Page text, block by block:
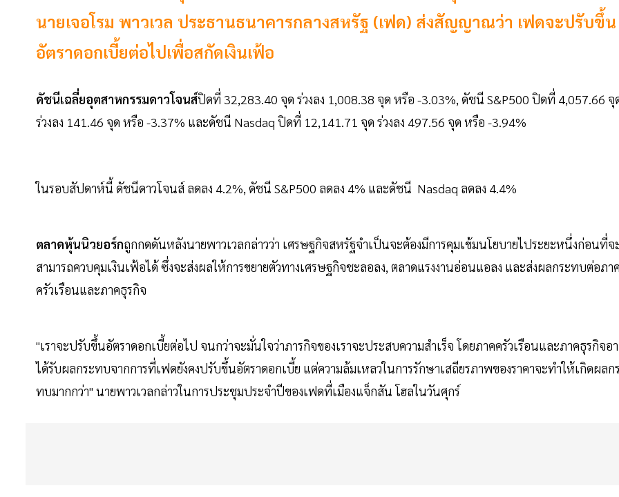
นายเจอโรม พาวเวล ประธานธนาคารกลางสหรัฐ (เฟด) ส่งสัญญาณว่า เฟดจะปรับขึ้น
อัตราดอกเบี้ยต่อไปเพื่อสกัดเงินเฟ้อ
ดัชนีเฉลี่ยอุตสาหกรรมดาวโจนส์ปิดที่ 32,283.40 จุด ร่วงลง 1,008.38 จุด หรือ -3.03%, ดัชนี S&P500 ปิดที่ 4,057.66 จุ
ร่วงลง 141.46 จุด หรือ -3.37% และดัชนี Nasdaq ปิดที่ 12,141.71 จุด ร่วงลง 497.56 จุด หรือ -3.94%
ในรอบสัปดาห์นี้ ดัชนีดาวโจนส์ ลดลง 4.2%, ดัชนี S&P500 ลดลง 4% และดัชนี Nasdaq ลดลง 4.4%
ตลาดหุ้นนิวยอร์กถูกกดดันหลังนายพาวเวลกล่าวว่า เศรษฐกิจสหรัฐจำเป็นจะต้องมีการคุมเข้มนโยบายไประยะหนึ่งก่อนที่จ
สามารถควบคุมเงินเฟ้อได้ ซึ่งจะส่งผลให้การขยายตัวทางเศรษฐกิจชะลอลง, ตลาดแรงงานอ่อนแอลง และส่งผลกระทบต่อภา
ครัวเรือนและภาคธุรกิจ
"เราจะปรับขึ้นอัตราดอกเบี้ยต่อไป จนกว่าจะมั่นใจว่าภารกิจของเราจะประสบความสำเร็จ โดยภาคครัวเรือนและภาคธุรกิจอ
ได้รับผลกระทบจากการที่เฟดยังคงปรับขึ้นอัตราดอกเบี้ย แต่ความล้มเหลวในการรักษาเสถียรภาพของราคาจะทำให้เกิดผลก
ทบมากกว่า" นายพาวเวลกล่าวในการประชุมประจำปีของเฟดที่เมืองแจ็กสัน โฮลในวันศุกร์